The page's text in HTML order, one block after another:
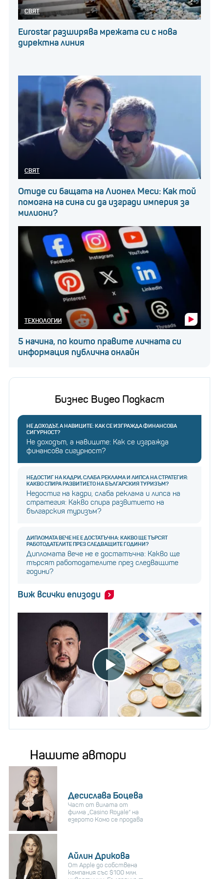
СВЯТ
Eurostar разширява мрежата си с нова
директна линия
СВЯТ
Отиде си бащата на Лионел Меси: Как той
помогна на сина си да изгради империя за
милиони?
ТЕХНОЛОГИИ
5 начина, по които правите личната си
информация публична онлайн
Бизнес Видео Подкаст
НЕ ДОХОДЪТ, А НАВИЦИТЕ: КАК СЕ ИЗГРАЖДА ФИНАНСОВА
СИГУРНОСТ?
Не доходът, а навиците: Как се изгражда
финансова сигурност?
НЕДОСТИГ НА КАДРИ, СЛАБА РЕКЛАМА И ЛИПСА НА СТРАТЕГИЯ:
КАКВО СПИРА РАЗВИТИЕТО НА БЪЛГАРСКИЯ ТУРИЗЪМ?
Недостиг на кадри, слаба реклама и липса на
стратегия: Какво спира развитието на
българския туризъм?
ДИПЛОМАТА ВЕЧЕ НЕ Е ДОСТАТЪЧНА: КАКВО ЩЕ ТЪРСЯТ
РАБОТОДАТЕЛИТЕ ПРЕЗ СЛЕДВАЩИТЕ ГОДИНИ?
Дипломата вече не е достатъчна: Какво ще
търсят работодателите през следващите
години?
Виж всички епизоди
Нашите автори
Десислава Боцева
Част от вилата от
филма „Casino Royale“ на
езерото Комо се продава
Айлин Дрикова
От Apple до собствена
компания със $100 млн.